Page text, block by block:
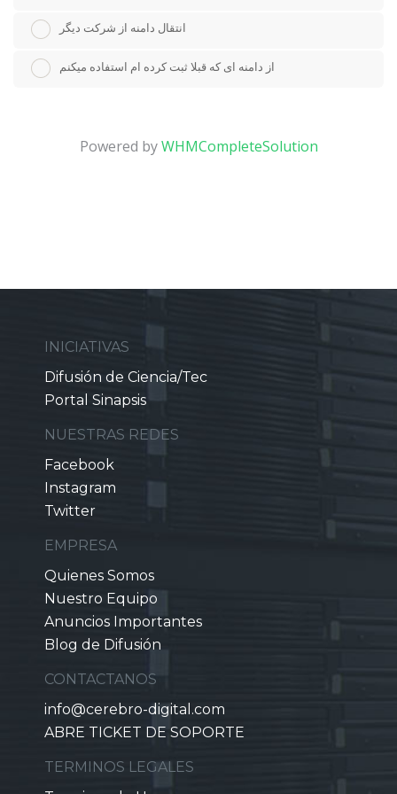
انتقال دامنه از شرکت دیگر
از دامنه ای که قبلا ثبت کرده ام استفاده میکنم
Powered byWHMCompleteSolution
INICIATIVAS
Difusión de Ciencia/Tec
Portal Sinapsis
NUESTRAS REDES
Facebook
Instagram
Twitter
EMPRESA
Quienes Somos
Nuestro Equipo
Anuncios Importantes
Blog de Difusión
CONTACTANOS
info@cerebro-digital.com
ABRE TICKET DE SOPORTE
TERMINOS LEGALES